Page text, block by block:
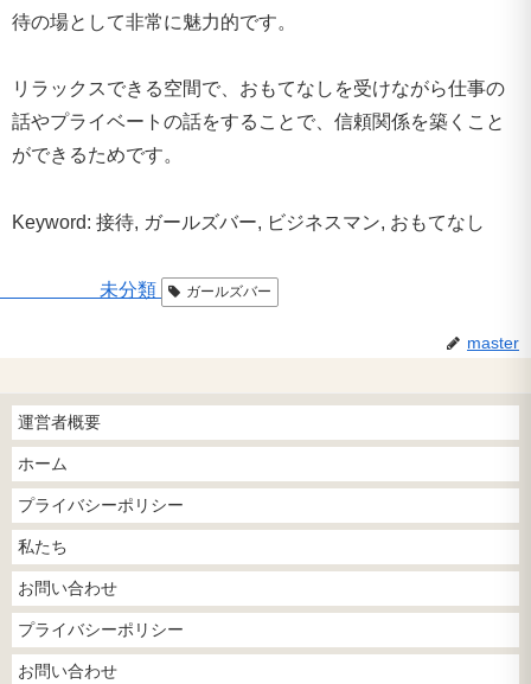
待の場として非常に魅力的です。
リラックスできる空間で、おもてなしを受けながら仕事の
話やプライベートの話をすることで、信頼関係を築くこと
ができるためです。
Keyword: 接待, ガールズバー, ビジネスマン, おもてなし
未分類 ガールズバー
master
運営者概要
ホーム
プライバシーポリシー
私たち
お問い合わせ
プライバシーポリシー
お問い合わせ